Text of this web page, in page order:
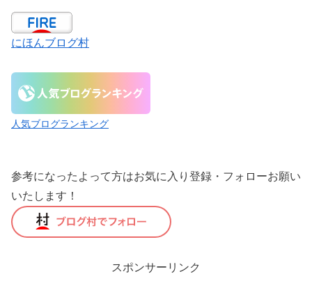
にほんブログ村
人気ブログランキング
参考になったよって方はお気に入り登録・フォローお願い
いたします！
スポンサーリンク